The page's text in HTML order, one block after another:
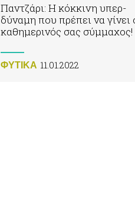
Παντζάρι: Η κόκκινη υπερ-
δύναμη που πρέπει να γίνει
καθημερινός σας σύμμαχος!
ΦΥΤΙΚA 11.01.2022